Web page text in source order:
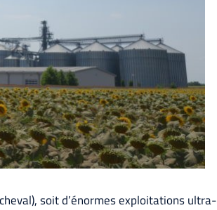
soit d’énormes exploitations ultra-